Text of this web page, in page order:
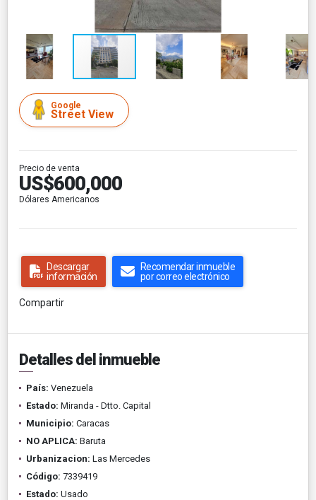
Google
Street View
Precio de venta
US$600,000
Dólares Americanos
Descargar
información
Recomendar inmueble
por correo electrónico
Compartir
Detalles del inmueble
País: Venezuela
Estado: Miranda - Dtto. Capital
Municipio: Caracas
NO APLICA: Baruta
Urbanizacion: Las Mercedes
Código: 7339419
Estado: Usado